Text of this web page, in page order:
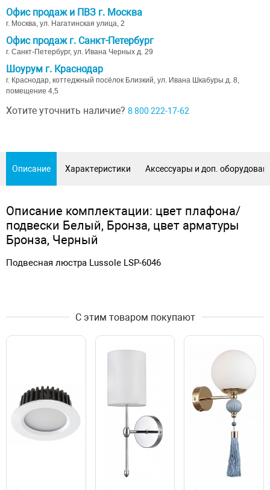
Офис продаж и ПВЗ г. Москва
г. Москва, ул. Нагатинская улица, 2
Офис продаж г. Санкт-Петербург
г. Санкт-Петербург, ул. Ивана Черных д. 29
Шоурум г. Краснодар
г. Краснодар, коттеджный посёлок Близкий, ул. Ивана Шкабуры д. 8,
помещение 4,5
Хотите уточнить наличие? 8 800 222-17-62
Описание Характеристики Аксессуары и доп.
Описание комплектации: цвет плафона/
подвески Белый, Бронза, цвет арматуры
Бронза, Черный
Подвесная люстра Lussole LSP-6046
С этим товаром покупают